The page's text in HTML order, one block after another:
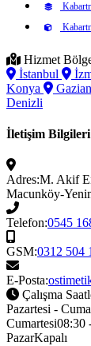
Hizmet
İstanbul
Konya
Denizli
İletişim Bilgileri
Adres:M. Akif
Macunköy-
Telefon:0545
GSM:0312 504
E-Posta:
Çalışma
Pazartesi - Cuma
Cumartesi08:30
PazarKapalı